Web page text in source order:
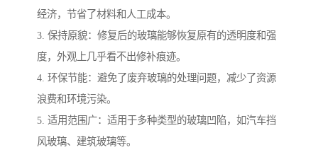
经济，节省了材料和人工成本。
3. 保持原貌：修复后的玻璃能够恢复原有的透明度和强
度，外观上几乎看不出修补痕迹。
4. 环保节能：避免了废弃玻璃的处理问题，减少了资源
浪费和环境污染。
5. 适用范围广：适用于多种类型的玻璃凹陷，如汽车挡
风玻璃、建筑玻璃等。